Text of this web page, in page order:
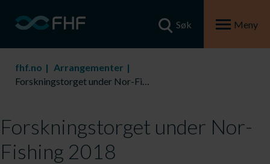
Søk Meny
fhf.no
Arrangementer
Forskningstorget under Nor-Fishing 2018
Forskningstorget under Nor-
Fishing 2018